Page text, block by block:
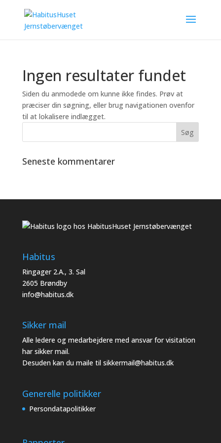
Ingen resultater fundet
Siden du anmodede om kunne ikke findes. Prøv at
præciser din søgning, eller brug navigationen ovenfor
til at lokalisere indlægget.
Seneste kommentarer
Habitus
Ringager 2.A., 3. Sal
2605 Brøndby
info@habitus.dk
Sikker mail
Alle ledere og medarbejdere med ansvar for visitation
har sikker mail.
Desuden kan du maile til sikkermail@habitus.dk
Generelle politikker
Persondatapolitikker